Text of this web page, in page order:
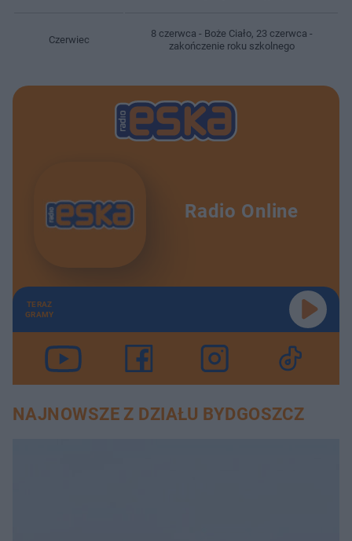
Czerwiec
8 czerwca - Boże Ciało, 23 czerwca -
zakończenie roku szkolnego
Radio Online
TERAZ
GRAMY
NAJNOWSZE Z DZIAŁU BYDGOSZCZ